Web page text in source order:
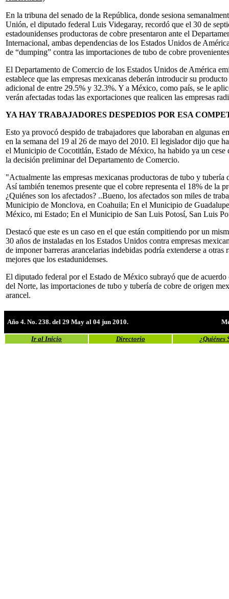
En la tribuna del senado de la República, donde sesiona
Unión, el diputado federal Luis Videgaray, recordó que el 30 de
estadounidenses productoras de cobre presentaron ante el
Internacional, ambas dependencias de los Estados Unidos de
de “dumping” contra las importaciones de tubo de cobre
El Departamento de Comercio de los Estados Unidos de América
establece que las empresas mexicanas deberán introducir su
adicional de entre 29.5% y 32.3%. Y a México, como país, se le
verán afectadas todas las exportaciones que realicen las empresas
YA HAY TRABAJADORES DESPEDIOS POR ESA
Esto ya provocó despido de trabajadores que laboraban en algunas
en la semana del 19 al 26 de mayo del 2010. El legislador dijo que
el Municipio de Cocotitlán, Estado de México, ha habido ya un cese
la decisión preliminar del Departamento de Comercio.
"Actualmente las empresas mexicanas productoras de tubo y tubería
Así también tenemos presente que el cobre representa el 18% de la
¿Quiénes son los afectados? ..Bueno, los afectados son miles de
Municipio de Monclova, en Coahuila; En el Municipio de
México, mi Estado; En el Municipio de San Luis Potosí, San Luis
Destacó que este es un caso en el que están compitiendo por un
30 años de instaladas en los Estados Unidos contra empresas
de imponer barreras arancelarias indebidas podría extenderse a otras
mejores que los estadunidenses.
El diputado federal por el Estado de México subrayó que de
del Norte, las importaciones de tubo y tubería de cobre de origen
arancel.
Año 4. No. 238. del 29 May al 04 jun 2010.
Ir al Inicio Directorio ¿Quiénes